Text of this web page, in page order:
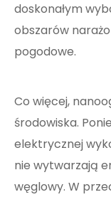
doskonałym
obszarów
pogodowe.
Co więcej,
środowiska.
elektrycznej
nie wytwarzają
węglowy. W